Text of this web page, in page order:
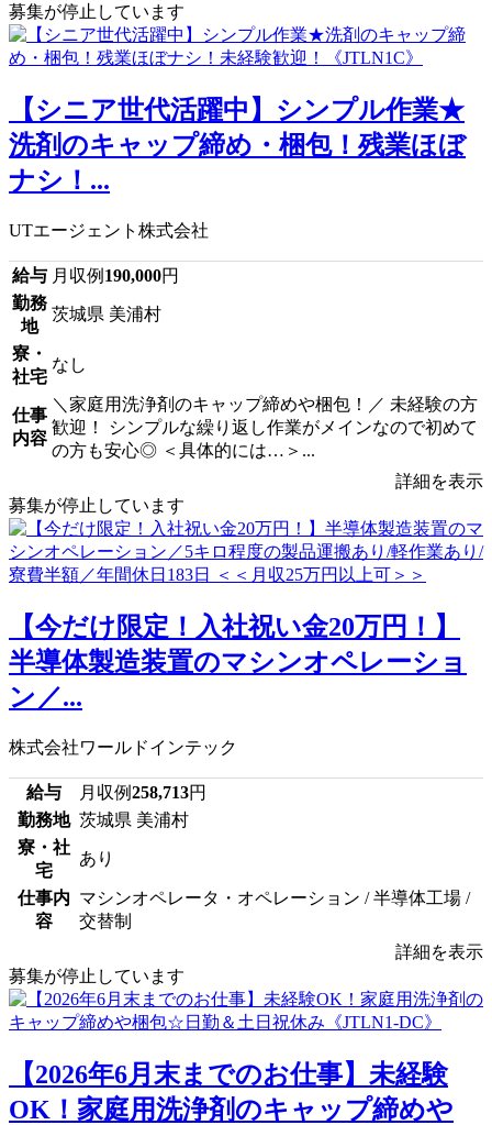
募集が停止しています
【シニア世代活躍中】シンプル作業★
洗剤のキャップ締め・梱包！残業ほぼ
ナシ！...
UTエージェント株式会社
給与 月収例 190,000円
勤務
地
茨城県 美浦村
寮・
社宅
なし
仕事
内容
＼家庭用洗浄剤のキャップ締めや梱包！／ 未経験の方
歓迎！ シンプルな繰り返し作業がメインなので初めて
の方も安心◎ ＜具体的には…＞...
詳細を表示
募集が停止しています
【今だけ限定！入社祝い金20万円！】
半導体製造装置のマシンオペレーショ
ン／...
株式会社ワールドインテック
給与 月収例258,713円
勤務地 茨城県 美浦村
寮・社
宅
あり
仕事内
容
マシンオペレータ・オペレーション / 半導体工場 /
交替制
詳細を表示
募集が停止しています
【2026年6月末までのお仕事】未経験
OK！家庭用洗浄剤のキャップ締めや